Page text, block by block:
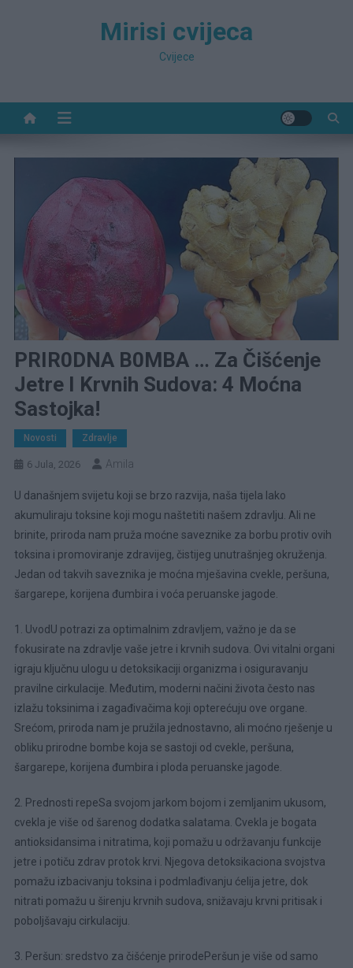
Mirisi cvijeca
Cvijece
PRIR0DNA B0MBA … Za Čišćenje
Jetre I Krvnih Sudova: 4 Moćna
Sastojka!
Novosti Zdravlje
6 Jula, 2026 Amila
U današnjem svijetu koji se brzo razvija, naša tijela lako
akumuliraju toksine koji mogu naštetiti našem zdravlju. Ali ne
brinite, priroda nam pruža moćne saveznike za borbu protiv ovih
toksina i promoviranje zdravijeg, čistijeg unutrašnjeg okruženja.
Jedan od takvih saveznika je moćna mješavina cvekle, peršuna,
šargarepe, korijena đumbira i voća peruanske jagode.
1. UvodU potrazi za optimalnim zdravljem, važno je da se
fokusirate na zdravlje vaše jetre i krvnih sudova. Ovi vitalni organi
igraju ključnu ulogu u detoksikaciji organizma i osiguravanju
pravilne cirkulacije. Međutim, moderni načini života često nas
izlažu toksinima i zagađivačima koji opterećuju ove organe.
Srećom, priroda nam je pružila jednostavno, ali moćno rješenje u
obliku prirodne bombe koja se sastoji od cvekle, peršuna,
šargarepe, korijena đumbira i ploda peruanske jagode.
2. Prednosti repeSa svojom jarkom bojom i zemljanim ukusom,
cvekla je više od šarenog dodatka salatama. Cvekla je bogata
antioksidansima i nitratima, koji pomažu u održavanju funkcije
jetre i potiču zdrav protok krvi. Njegova detoksikaciona svojstva
pomažu izbacivanju toksina i podmlađivanju ćelija jetre, dok
nitrati pomažu u širenju krvnih sudova, snižavaju krvni pritisak i
poboljšavaju cirkulaciju.
3. Peršun: sredstvo za čišćenje prirodePeršun je više od samo